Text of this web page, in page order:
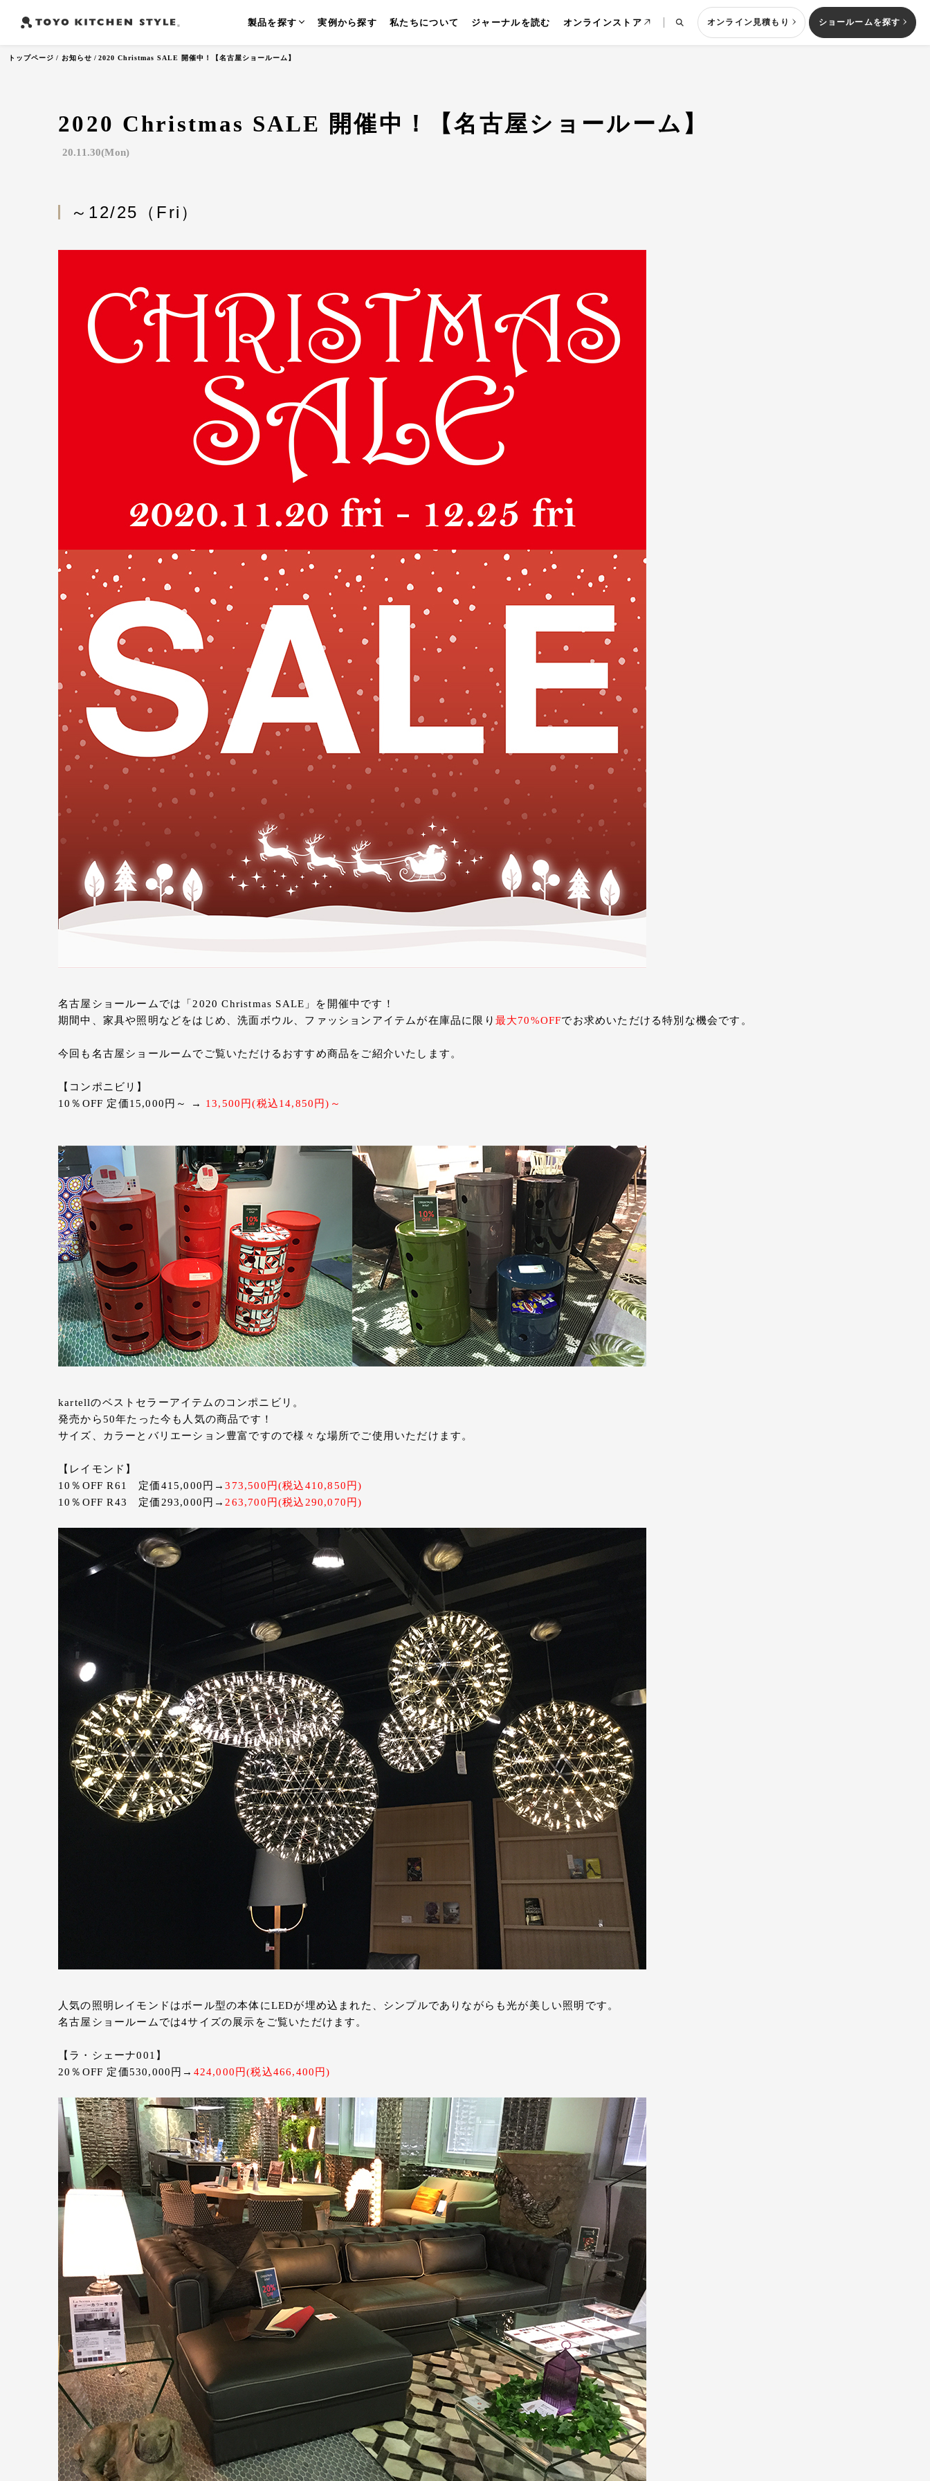
よく検索されるワード
オープンキッチン
製品を探す 実例から探す 私たちについて ジャーナルを読む オンラインストア オンライン見積もり ショールームを探す
トップページ お知らせ 2020 Christmas SALE 開催中！【名古屋ショールーム】
2020 Christmas SALE 開催中！【名古屋ショールーム】
20.11.30(Mon)
～12/25（Fri）
名古屋ショールームでは「2020 Christmas SALE」を開催中です！
期間中、家具や照明などをはじめ、洗面ボウル、ファッションアイテムが在庫品に限り 最大70%OFFでお求めいただける特別な機会です。
今回も名古屋ショールームでご覧いただけるおすすめ商品をご紹介いたします。
【コンポニビリ】
10％OFF 定価15,000円～ →
13,500円(税込14,850円)～
kartellのベストセラーアイテムのコンポニビリ。
発売から50年たった今も人気の商品です！
サイズ、カラーとバリエーション豊富ですので様々な場所でご使用いただけます。
【レイモンド】
10％OFF R61 定価415,000円→373,500円(税込410,850円)
10％OFF R43 定価293,000円→ 263,700円(税込290,070円)
人気の照明レイモンドはボール型の本体にLEDが埋め込まれた、シンプルでありながらも光が美しい照明です。
名古屋ショールームでは4サイズの展示をご覧いただけます。
【ラ・シェーナ001】
20％OFF 定価530,000円→ 424,000円(税込466,400円)